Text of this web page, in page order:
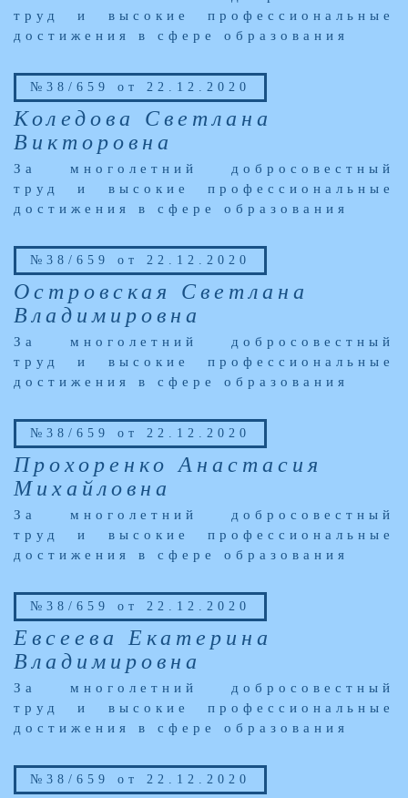
труд и высокие профессиональные
достижения в сфере образования
№38/659 от 22.12.2020
Коледова Светлана
Викторовна
За многолетний добросовестный
труд и высокие профессиональные
достижения в сфере образования
№38/659 от 22.12.2020
Островская Светлана
Владимировна
За многолетний добросовестный
труд и высокие профессиональные
достижения в сфере образования
№38/659 от 22.12.2020
Прохоренко Анастасия
Михайловна
За многолетний добросовестный
труд и высокие профессиональные
достижения в сфере образования
№38/659 от 22.12.2020
Евсеева Екатерина
Владимировна
За многолетний добросовестный
труд и высокие профессиональные
достижения в сфере образования
№38/659 от 22.12.2020